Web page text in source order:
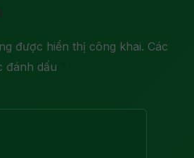
được hiển thị công khai. Các
đánh dấu